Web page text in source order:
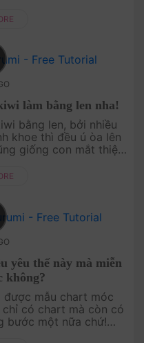
làm bằng len nha!
bằng len, bởi nhiều
khoe thì đều ú òa lên
giống con mắt thiệt,
yêu thế này mà miễn
không?
được mẫu chart móc
chỉ có chart mà còn có
bước một nữa chứ!